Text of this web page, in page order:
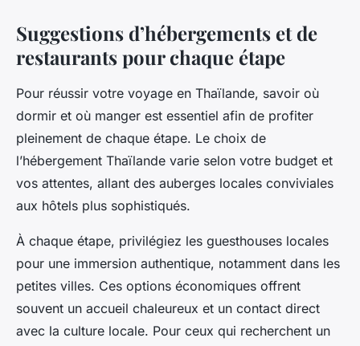
Suggestions d’hébergements et de
restaurants pour chaque étape
Pour réussir votre voyage en Thaïlande, savoir où
dormir et où manger est essentiel afin de profiter
pleinement de chaque étape. Le choix de
l’hébergement Thaïlande varie selon votre budget et
vos attentes, allant des auberges locales conviviales
aux hôtels plus sophistiqués.
À chaque étape, privilégiez les guesthouses locales
pour une immersion authentique, notamment dans les
petites villes. Ces options économiques offrent
souvent un accueil chaleureux et un contact direct
avec la culture locale. Pour ceux qui recherchent un